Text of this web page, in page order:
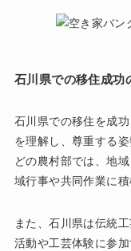
石川県での移住成功
石川県での移住を成
を理解し、尊重する
どの農村部では、地
域行事や共同作業に
また、石川県は伝統
活動や工芸体験に参